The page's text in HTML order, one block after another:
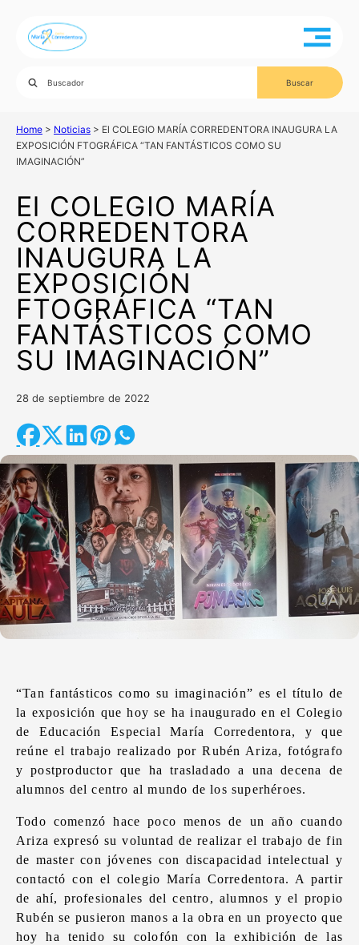
Home > Noticias > El COLEGIO MARÍA CORREDENTORA INAUGURA LA
EXPOSICIÓN FTOGRÁFICA “TAN FANTÁSTICOS COMO SU
IMAGINACIÓN”
El COLEGIO MARÍA
CORREDENTORA
INAUGURA LA
EXPOSICIÓN
FTOGRÁFICA “TAN
FANTÁSTICOS COMO
SU IMAGINACIÓN”
28 de septiembre de 2022
“Tan fantásticos como su imaginación” es el título de
la exposición que hoy se ha inaugurado en el Colegio
de Educación Especial María Corredentora, y que
reúne el trabajo realizado por Rubén Ariza, fotógrafo
y postproductor que ha trasladado a una decena de
alumnos del centro al mundo de los superhéroes.
Todo comenzó hace poco menos de un año cuando
Ariza expresó su voluntad de realizar el trabajo de fin
de master con jóvenes con discapacidad intelectual y
contactó con el colegio María Corredentora. A partir
de ahí, profesionales del centro, alumnos y el propio
Rubén se pusieron manos a la obra en un proyecto que
hoy ha tenido su colofón con la exhibición de las